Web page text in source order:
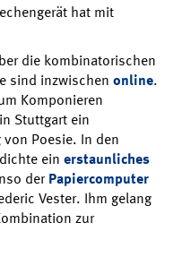
hat mit
die kombinatorischen
sind inzwischen online.
Komponieren
Stuttgart ein
von Poesie. In den
ein erstaunliches
derPapiercomputer
Vester. Ihm gelang
zur